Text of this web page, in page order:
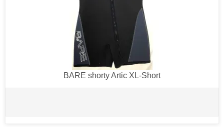
BARE shorty Artic XL-Short